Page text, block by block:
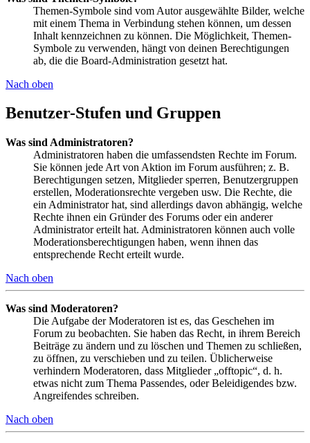
Themen-Symbole sind vom Autor ausgewählte Bilder, welche
mit einem Thema in Verbindung stehen können, um dessen
Inhalt kennzeichnen zu können. Die Möglichkeit, Themen-
Symbole zu verwenden, hängt von deinen Berechtigungen
ab, die die Board-Administration gesetzt hat.
Nach oben
Benutzer-Stufen und Gruppen
Was sind Administratoren?
Administratoren haben die umfassendsten Rechte im Forum.
Sie können jede Art von Aktion im Forum ausführen; z. B.
Berechtigungen setzen, Mitglieder sperren, Benutzergruppen
erstellen, Moderationsrechte vergeben usw. Die Rechte, die
ein Administrator hat, sind allerdings davon abhängig, welche
Rechte ihnen ein Gründer des Forums oder ein anderer
Administrator erteilt hat. Administratoren können auch volle
Moderationsberechtigungen haben, wenn ihnen das
entsprechende Recht erteilt wurde.
Nach oben
Was sind Moderatoren?
Die Aufgabe der Moderatoren ist es, das Geschehen im
Forum zu beobachten. Sie haben das Recht, in ihrem Bereich
Beiträge zu ändern und zu löschen und Themen zu schließen,
zu öffnen, zu verschieben und zu teilen. Üblicherweise
verhindern Moderatoren, dass Mitglieder „offtopic“, d. h.
etwas nicht zum Thema Passendes, oder Beleidigendes bzw.
Angreifendes schreiben.
Nach oben